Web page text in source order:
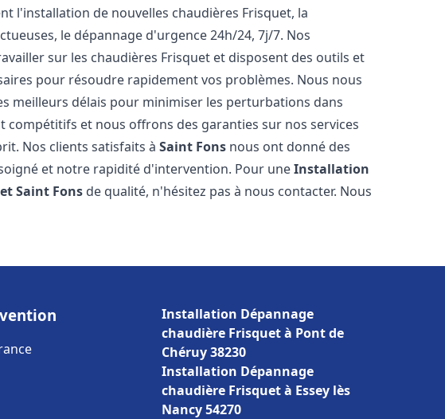
l'installation de nouvelles chaudières Frisquet, la
le dépannage d'urgence 24h/24, 7j/7. Nos
sur les chaudières Frisquet et disposent des outils et
pour résoudre rapidement vos problèmes. Nous nous
meilleurs délais pour minimiser les perturbations dans
et nous offrons des garanties sur nos services
Nos clients satisfaits àSaint Fons nous ont donné des
et notre rapidité d'intervention. Pour uneInstallation
Saint Fons de qualité, n'hésitez pas à nous contacter. Nous
Installation Dépannage
chaudière Frisquet à Pont de
Chéruy 38230
Installation Dépannage
chaudière Frisquet à Essey lès
Nancy 54270